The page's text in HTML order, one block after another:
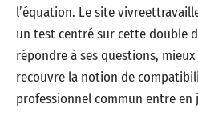
l’équation. Le site
un test centré sur cette double
répondre à ses questions,
recouvre la notion de
professionnel commun entre en